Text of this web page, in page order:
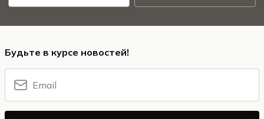
Будьте в курсе новостей!